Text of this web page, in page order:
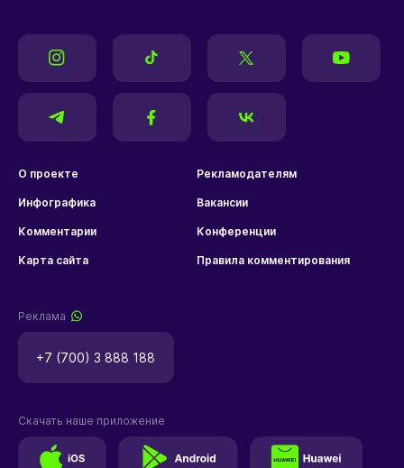
О проекте Рекламодателям
Инфографика Вакансии
Комментарии Конференции
Карта сайта Правила комментирования
Реклама
+7 (700) 3 888 188
Скачать наше приложение